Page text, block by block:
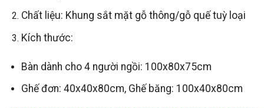
sao Chất liệu: Khung sắt mặt gỗ thông/gỗ quế tuỳ loại
Kích thước:
Bàn dành cho 4 người ngồi: 100x80x75cm
Ghế đơn: 40x40x80cm, Ghế băng: 100x40x80cm